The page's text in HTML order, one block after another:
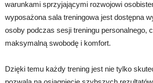
warunkami sprzyjającymi rozwojowi
wyposażona sala treningowa jest dostępna
osoby podczas sesji treningu personalnego,
maksymalną swobodę i komfort.
Dzięki temu każdy trening jest nie tylko